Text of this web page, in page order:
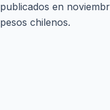
publicados en
pesos chilenos.